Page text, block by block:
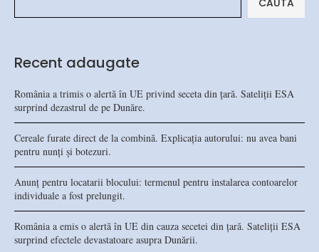
Recent adaugate
România a trimis o alertă în UE privind seceta din țară. Sateliții ESA
surprind dezastrul de pe Dunăre.
Cereale furate direct de la combină. Explicația autorului: nu avea bani
pentru nunți și botezuri.
Anunț pentru locatarii blocului: termenul pentru instalarea contoarelor
individuale a fost prelungit.
România a emis o alertă în UE din cauza secetei din țară. Sateliții ESA
surprind efectele devastatoare asupra Dunării.